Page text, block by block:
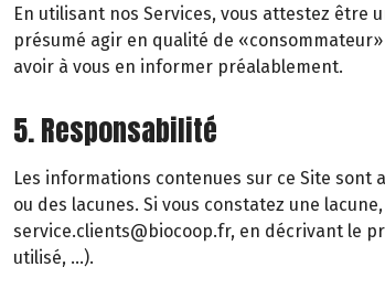
En utilisant nos Services, vous attestez être
présumé agir en qualité de
avoir à vous en informer préalablement.
5. Responsabilité
Les informations contenues sur ce Site
ou des lacunes. Si vous constatez une
service.clients@biocoop.fr, en décrivant le
utilisé, …).